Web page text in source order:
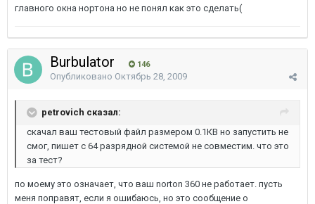
главного окна нортона но не понял как это сделать(
Burbulator 146
Опубликовано Октябрь 28, 2009
petrovich сказал:
скачал ваш тестовый файл размером 0.1КВ но запустить не
смог, пишет с 64 разрядной системой не совместим. что это
за тест?
по моему это означает, что ваш norton 360 не работает. пусть
меня поправят, если я ошибаюсь, но это сообщение о